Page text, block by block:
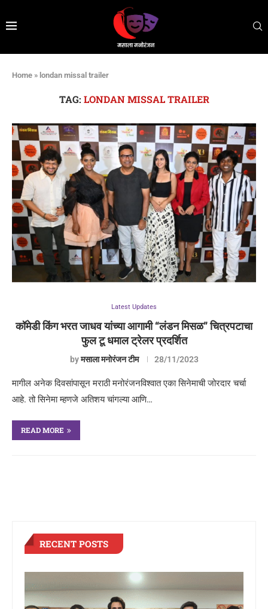
Home » londan missal trailer
TAG: LONDAN MISSAL TRAILER
Latest Updates
कॉमेडी किंग भरत जाधव यांच्या आगामी “लंडन मिसळ” चित्रपटाचा
फुल टू धमाल ट्रेलर प्रदर्शित
byमसाला मनोरंजन टीम 28/11/2023
मागील अनेक दिवसांपासून मराठी मनोरंजनविश्वात एका सिनेमाची जोरदार चर्चा
आहे. तो सिनेमा म्हणजे अतिशय चांगल्या आणि…
READ MORE
RECENT POSTS